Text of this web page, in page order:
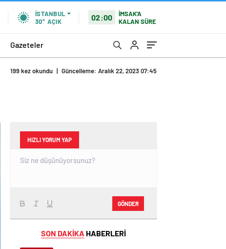
İSTANBUL
30° AÇIK 02:00
İMSAK'A
KALAN SÜRE
Gazeteler
199 kez okundu | Güncelleme: Aralık 22, 2023 07:45
HIZLI YORUM YAP
GÖNDER
SON DAKİKA HABERLERİ